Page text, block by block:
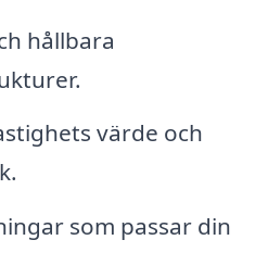
hållbara
värde och
som passar din